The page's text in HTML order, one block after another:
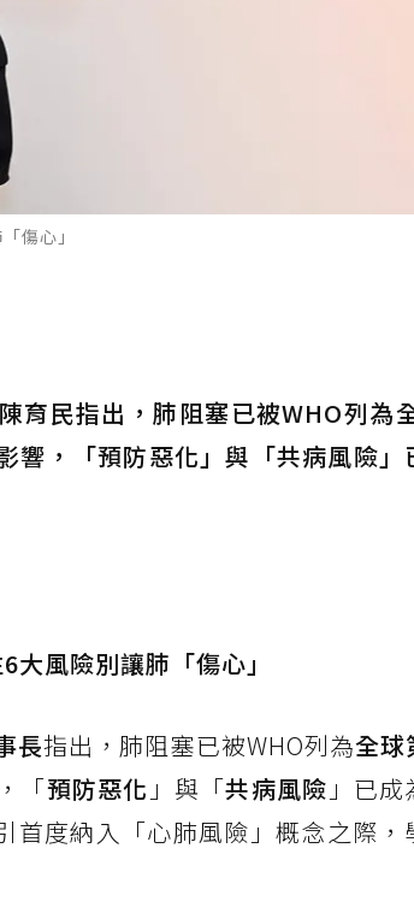
傷心」
育民指出，肺阻塞已被WHO列為
響，「預防惡化」與「共病風險」
風險別讓肺「傷心」
長指出，肺阻塞已被WHO列為全球
「預防惡化 」與「共病風險 」已
首度納入「心肺風險」概念之際，